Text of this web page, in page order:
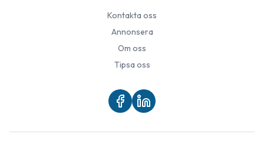
Kontakta oss
Annonsera
Om oss
Tipsa oss